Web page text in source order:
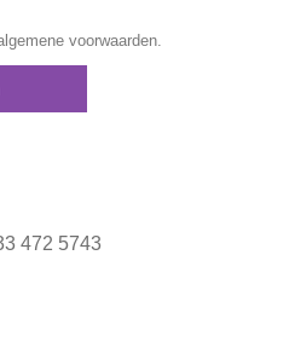
voorwaarden.
472 5743